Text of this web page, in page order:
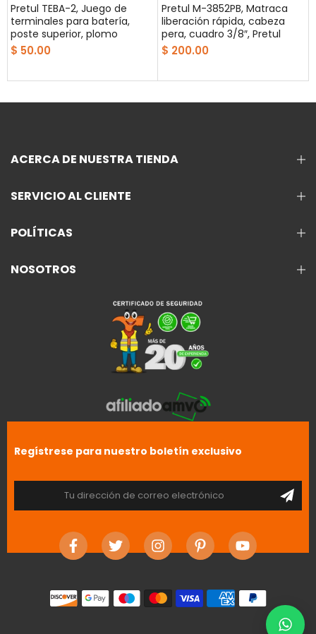
Pretul TEBA-2, Juego de
terminales para batería,
poste superior, plomo
$ 50.00
Pretul M-3852PB, Matraca
liberación rápida, cabeza
pera, cuadro 3/8″, Pretul
$ 200.00
ACERCA DE NUESTRA TIENDA
SERVICIO AL CLIENTE
POLÍTICAS
NOSOTROS
Regístrese para nuestro boletín exclusivo